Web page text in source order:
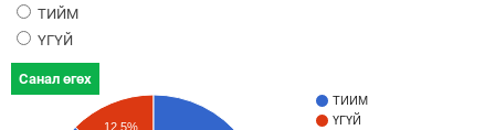
ТИЙМ
ҮГҮЙ
Санал өгөх
ТИЙМ
ҮГҮЙ
12.5%